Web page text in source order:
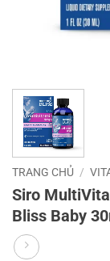
TRANG CHỦ /
Siro
Bliss Baby